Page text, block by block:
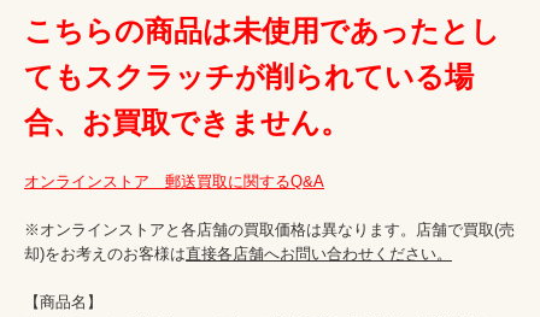
こちらの商品は未使用であったとし
てもスクラッチが削られている場
合、お買取できません。
オンラインストア　郵送買取に関するQ&A
※オンラインストアと各店舗の買取価格は異なります。店舗で買取(売
却)をお考えのお客様は直接各店舗へお問い合わせください。
【商品名】